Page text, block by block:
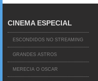
CINEMA ESPECIAL
ESCONDIDOS NO STREAMING
GRANDES ASTROS
MERECIA O OSCAR